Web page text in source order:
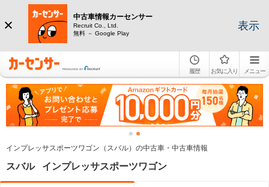
中古車情報カーセンサー
Recruit Co., Ltd.
無料 － Google Play
表示
履歴 お気に入り メニュー
インプレッサスポーツワゴン（スバル）の中古車・中古車情報
スバル インプレッサスポーツワゴン